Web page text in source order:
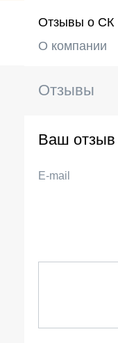
Отзывы о СК
О компании
Отзывы
Ваш отзыв
E-mail